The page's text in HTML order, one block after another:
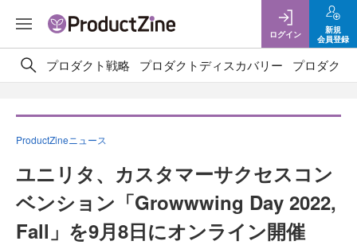
ログイン
新規
会員登録
プロダクト戦略 プロダクトディスカバリー プロダクト
ProductZineニュース
ユニリタ、カスタマーサクセスコン
ベンション「Growwwing Day 2022,
Fall」を9月8日にオンライン開催